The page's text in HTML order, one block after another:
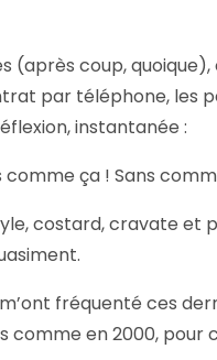
(après coup,
par téléphone, les
instantanée :
comme ça ! Sans
costard, cravate et
fréquenté ces
comme en 2000, pour